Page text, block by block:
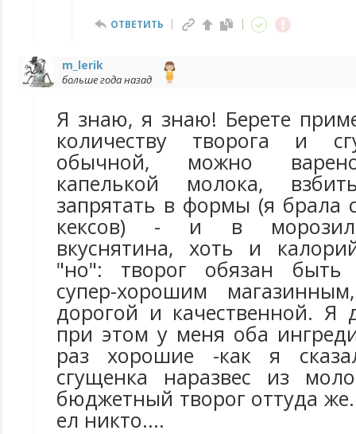
ОТВЕТИТЬ
m_lerik
больше года назад
Я знаю, я знаю! Берете
количеству творога и
обычной, можно
капелькой молока,
запрятать в формы (я брала
кексов) - и в
вкуснятина, хоть и
"но": творог обязан
супер-хорошим
дорогой и качественной. Я
при этом у меня оба
раз хорошие -как я
сгущенка наразвес из
бюджетный творог оттуда
ел никто....